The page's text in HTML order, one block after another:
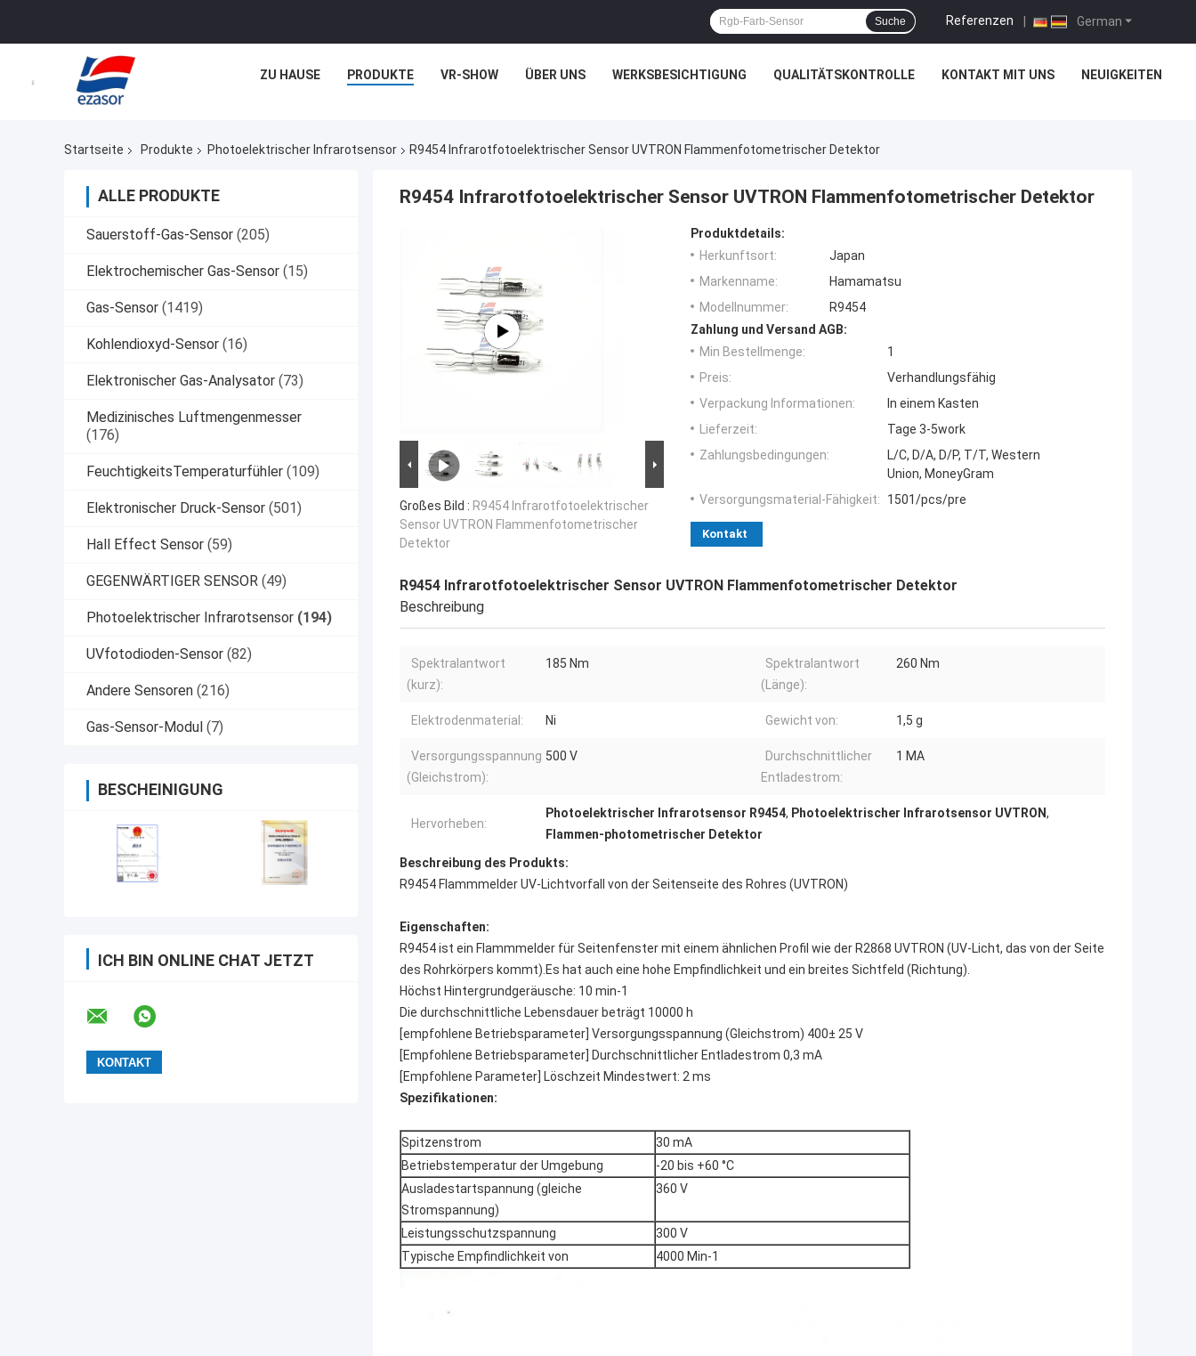
German
Referenzen |
Suche
ZU HAUSE PRODUKTE VR-SHOW ÜBER UNS WERKSBESICHTIGUNG QUALITÄTSKONTROLLE KONTAKT MIT UNS NEUIGKEITEN
Startseite Produkte Photoelektrischer Infrarotsensor R9454 Infrarotfotoelektrischer Sensor UVTRON Flammenfotometrischer Detektor
ALLE PRODUKTE
Sauerstoff-Gas-Sensor (205)
Elektrochemischer Gas-Sensor (15)
Gas-Sensor (1419)
Kohlendioxyd-Sensor (16)
Elektronischer Gas-Analysator (73)
Medizinisches Luftmengenmesser
(176)
FeuchtigkeitsTemperaturfühler (109)
Elektronischer Druck-Sensor (501)
Hall Effect Sensor (59)
GEGENWÄRTIGER SENSOR (49)
Photoelektrischer Infrarotsensor (194)
UVfotodioden-Sensor (82)
Andere Sensoren (216)
Gas-Sensor-Modul (7)
BESCHEINIGUNG
ICH BIN ONLINE CHAT JETZT
R9454 Infrarotfotoelektrischer Sensor UVTRON Flammenfotometrischer Detektor
Großes Bild : R9454 Infrarotfotoelektrischer
Sensor UVTRON Flammenfotometrischer
Detektor
Produktdetails:
Herkunftsort:
Japan
Markenname:
Hamamatsu
Modellnummer:
R9454
Zahlung und Versand AGB:
Min Bestellmenge:
1
Preis:
Verhandlungsfähig
Verpackung Informationen:
In einem Kasten
Lieferzeit:
Tage 3-5work
Zahlungsbedingungen:
L/C, D/A, D/P, T/T, Western
Union, MoneyGram
Versorgungsmaterial-Fähigkeit:
1501/pcs/pre
Kontakt
R9454 Infrarotfotoelektrischer Sensor UVTRON Flammenfotometrischer Detektor
Beschreibung
Spektralantwort
(kurz):
185 Nm
Spektralantwort
(Länge):
260 Nm
Elektrodenmaterial: Ni Gewicht von: 1,5 g
Versorgungsspannung
(Gleichstrom):
500 V
Durchschnittlicher
Entladestrom:
1 MA
Hervorheben:
Photoelektrischer Infrarotsensor R9454, Photoelektrischer Infrarotsensor UVTRON,
Flammen-photometrischer Detektor
Beschreibung des Produkts:
R9454 Flammmelder UV-Lichtvorfall von der Seitenseite des Rohres (UVTRON)
Eigenschaften:
R9454 ist ein Flammmelder für Seitenfenster mit einem ähnlichen Profil wie der R2868 UVTRON (UV-Licht, das von der Seite
des Rohrkörpers kommt).Es hat auch eine hohe Empfindlichkeit und ein breites Sichtfeld (Richtung).
Höchst Hintergrundgeräusche: 10 min-1
Die durchschnittliche Lebensdauer beträgt 10000 h
[empfohlene Betriebsparameter] Versorgungsspannung (Gleichstrom) 400± 25 V
[Empfohlene Betriebsparameter] Durchschnittlicher Entladestrom 0,3 mA
[Empfohlene Parameter] Löschzeit Mindestwert: 2 ms
Spezifikationen:
Spitzenstrom
30 mA
Betriebstemperatur der Umgebung
-20 bis +60 °C
Ausladestartspannung (gleiche
Stromspannung)
360 V
Leistungsschutzspannung
300 V
Typische Empfindlichkeit von
4000 Min-1